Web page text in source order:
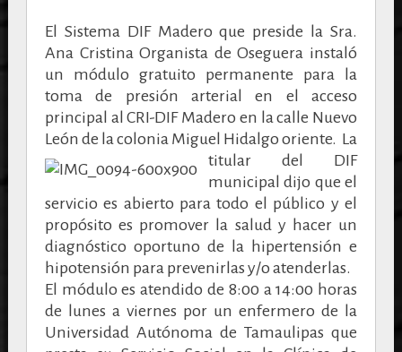
El Sistema DIF Madero que preside la Sra.
Ana Cristina Organista de Oseguera instaló
un módulo gratuito permanente para la
toma de presión arterial en el acceso
principal al CRI-DIF Madero en la calle Nuevo
León de la colonia Miguel Hidalgo oriente. La
titular del DIF
municipal dijo que el
servicio es abierto para todo el público y el
propósito es promover la salud y hacer un
diagnóstico oportuno de la hipertensión e
hipotensión para prevenirlas y/o atenderlas.
El módulo es atendido de 8:00 a 14:00 horas
de lunes a viernes por un enfermero de la
Universidad Autónoma de Tamaulipas que